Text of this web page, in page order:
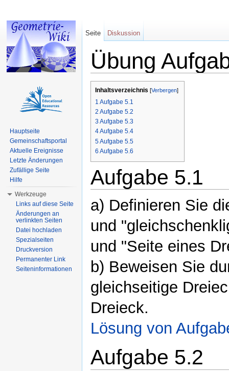
Übung
Inhaltsverzeichnis [Verbergen]
1 Aufgabe 5.1
2 Aufgabe 5.2
3Aufgabe 5.3
4Aufgabe 5.4
5Aufgabe 5.5
6 Aufgabe 5.6
Aufgabe 5.1
a) Definieren Sie
und
und "Seite eines
b) Beweisen Sie
gleichseitige
Dreieck.
Lösung von
Aufgabe 5.2
Seite Diskussion
Hauptseite
Gemeinschaftsportal
Aktuelle Ereignisse
Letzte Änderungen
Zufällige Seite
Hilfe
Werkzeuge
Links auf diese Seite
Änderungen an
verlinkten Seiten
Datei hochladen
Spezialseiten
Druckversion
Permanenter Link
Seiteninformationen